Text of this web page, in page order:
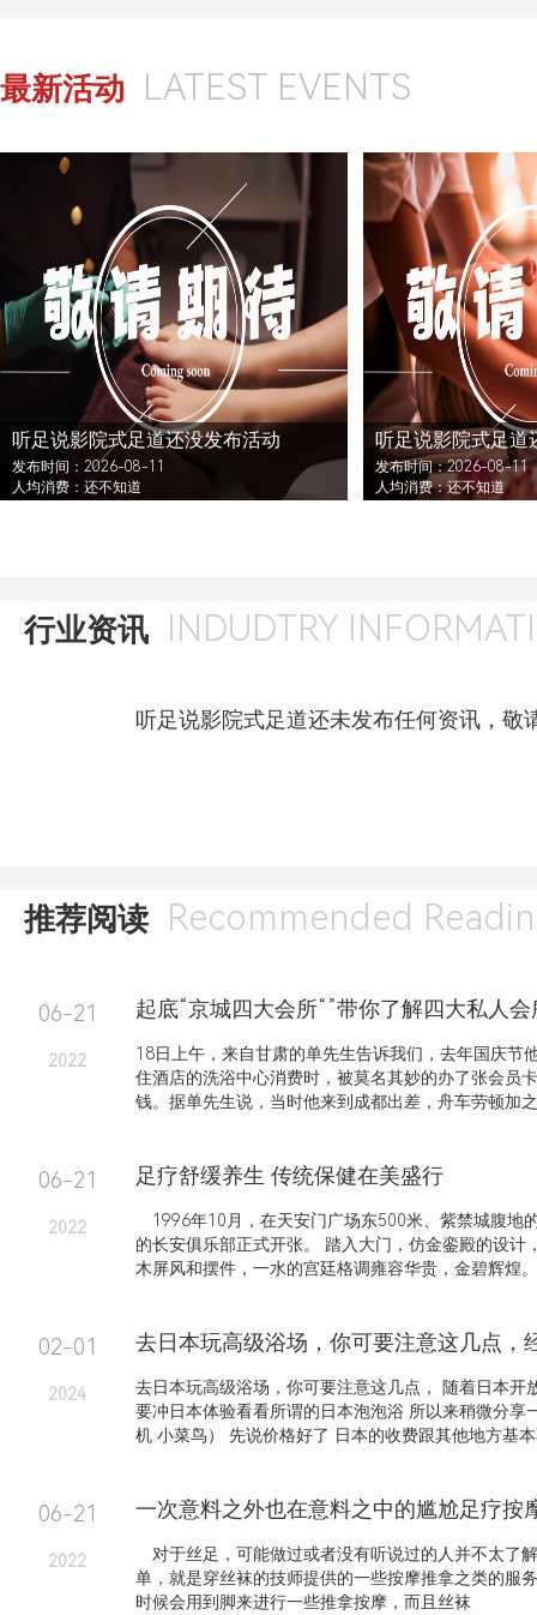
最新活动 LATEST EVENTS
听足说影院式足道还没发布活动
发布时间：2026-08-11
人均消费：还不知道
听足说影院式足道
发布时间：2026-08-11
人均消费：还不知道
行业资讯 INDUDTRY
听足说影院式足道还未发布任何资讯，敬
推荐阅读 Recommended
06-21
2022
起底“京城四大会所“”带你了解四大私人
18日上午，来自甘肃的单先生告诉我们，去年国庆节
住酒店的洗浴中心消费时，被莫名其妙的办了张会员
钱。据单先生说，当时他来到成都出差，舟车劳顿加
06-21
2022
足疗舒缓养生 传统保健在美盛行
1996年10月，在天安门广场东500米、紫禁城腹地
的长安俱乐部正式开张。 踏入大门，仿金銮殿的设计
木屏风和摆件，一水的宫廷格调雍容华贵，金碧辉煌。
02-01
2024
去日本玩高级浴场，你可要注意这几点，
去日本玩高级浴场，你可要注意这几点， 随着日本开
要冲日本体验看看所谓的日本泡泡浴 所以来稍微分享
机 小菜鸟） 先说价格好了 日本的收费跟其他地方基本
06-21
2022
一次意料之外也在意料之中的尴尬足疗按
对于丝足，可能做过或者没有听说过的人并不太了
单，就是穿丝袜的技师提供的一些按摩推拿之类的服
时候会用到脚来进行一些推拿按摩，而且丝袜